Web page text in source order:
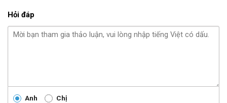
Hỏi đáp
Anh Chị